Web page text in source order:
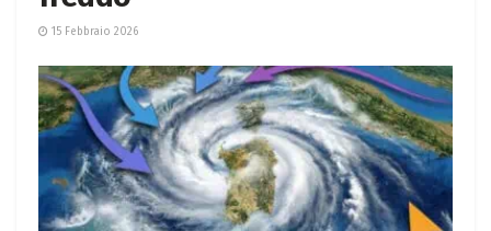
15 Febbraio 2026